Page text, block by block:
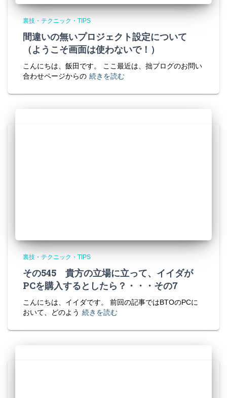
裏技・テクニック・TIPS
間違いの無いプロジェクト設定について
（ようこそ画面は使わないで！）
こんにちは、飯田です。 ここ最近は、拙ブログのお問い
合わせページからの 続きを読む
裏技・テクニック・TIPS
その545 貴方の立場に立って、イイダが
PCを購入するとしたら？・・・その7
こんにちは、イイダです。 前回の記事ではBTOのPCに
おいて、どのよう 続きを読む